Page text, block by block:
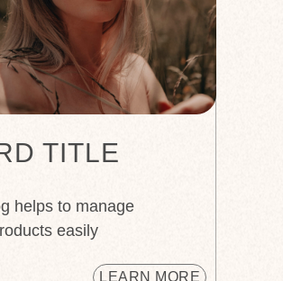
TITLE
helps to manage
easily
LEARN MORE